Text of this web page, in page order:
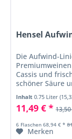
Hensel
Die Aufwind-
Cassis und
schöner Säure
Inhalt0.75 Liter
11,49 € *
6 Flaschen 68,94 € *
Merken